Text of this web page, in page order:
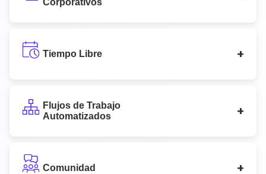
Corporativos
Tiempo Libre
Flujos de Trabajo
Automatizados
Comunidad